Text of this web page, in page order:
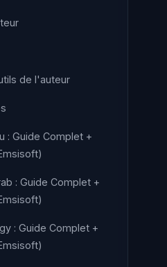
de l'auteur
: Guide Complet +
: Guide Complet +
: Guide Complet +